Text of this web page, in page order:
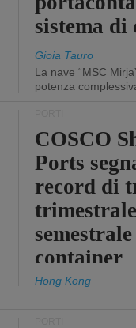
sistema
Gioia Tauro
La nave “MSC
potenza
COSCO
Ports
record di
container
Hong Kong